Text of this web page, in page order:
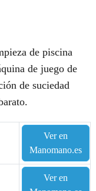
de piscina
de juego de
de suciedad
Ver en
Manomano.es
Ver en